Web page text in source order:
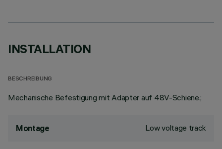
INSTALLATION
BESCHREIBUNG
Mechanische Befestigung mit Adapter auf 48V-Schiene.;
Montage Low voltage track